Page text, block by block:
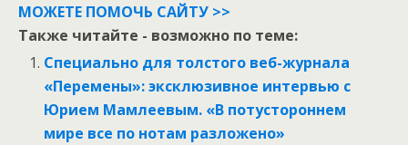
МОЖЕТЕ ПОМОЧЬ САЙТУ >>
Также читайте - возможно по теме:
Специально для толстого веб-журнала
«Перемены»: эксклюзивное интервью с
Юрием Мамлеевым. «В потустороннем
мире все по нотам разложено»